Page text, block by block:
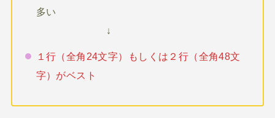
多い
↓
１行（全角24文字）もしくは２行（全角48文
字）がベスト